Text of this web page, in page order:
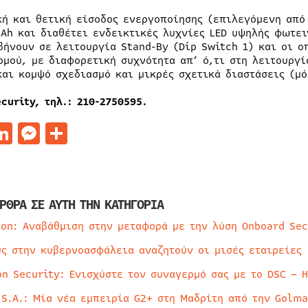
και θετική είσοδος ενεργοποίησης (επιλεγόμενη
και διαθέτει ενδεικτικές λυχνίες LED υψηλής
σε λειτουργία Stand-By (Dip Switch 1) και οι
με διαφορετική συχνότητα απ’ ό,τι στη
κομψό σχεδιασμό και μικρές σχετικά διαστάσεις
τηλ.: 210-2750595.
LinkedIn
Messenger
Μοιραστείτε
ΣΕ ΑΥΤΗ ΤΗΝ ΚΑΤΗΓΟΡΙΑ
Αναβάθμιση στην μεταφορά με την λύση Onboard
στην κυβερνοασφάλεια αναζητούν οι μισές εταιρείες
Security: Ενισχύστε τον συναγερμό σας με το DSC –
Μία νέα εμπειρία G2+ στη Μαδρίτη από την